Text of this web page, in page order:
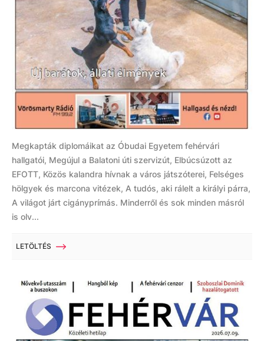
Megkapták diplomáikat az Óbudai Egyetem fehérvári
hallgatói, Megújul a Balatoni úti szervizút, Elbúcsúzott az
EFOTT, Közös kalandra hívnak a város játszóterei, Felséges
hölgyek és marcona vitézek, A tudós, aki rálelt a királyi párra,
A világot járt cigányprímás. Minderről és sok minden másról
is olv...
LETÖLTÉS